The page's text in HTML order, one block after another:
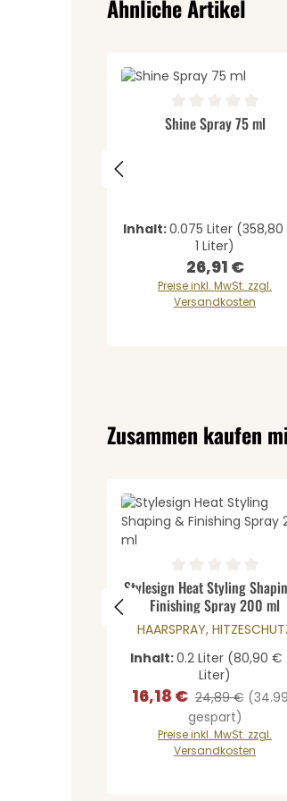
Ähnliche Artikel
Produkt
Durchschnittliche
Shine Spray 75 ml
Inhalt:0.075 Liter
1 Liter)
Regulärer Preis:
26,91 €
Preise inkl. MwSt. zzgl.
Versandkosten
Produktgalerie überspringen
Zusammen kaufen
Produkt
Durchschnittliche
Stylesign Heat Styling
Finishing Spray 200 ml
HAARSPRAY,
Inhalt:0.2 Liter (80,90 €
Liter)
Verkaufspreis:
16,18 € Regulärer Preis:
24,89 €
gespart)
Preise inkl. MwSt. zzgl.
Versandkosten